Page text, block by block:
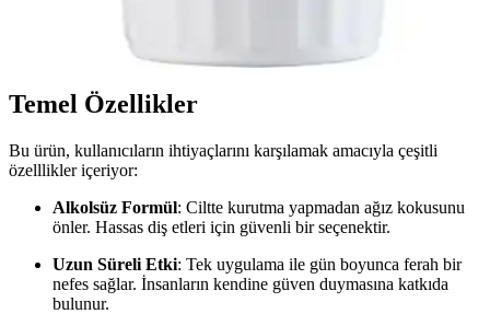
destekler. Düzenli kullanım ile etkili sonuçlar sağlar.
Temel Özellikler
Bu ürün, kullanıcıların ihtiyaçlarını karşılamak amacıyla çeşitli
özelllikler içeriyor:
Alkolsüz Formül: Ciltte kurutma yapmadan ağız kokusunu
önler. Hassas diş etleri için güvenli bir seçenektir.
Uzun Süreli Etki: Tek uygulama ile gün boyunca ferah bir
nefes sağlar. İnsanların kendine güven duymasına katkıda
bulunur.